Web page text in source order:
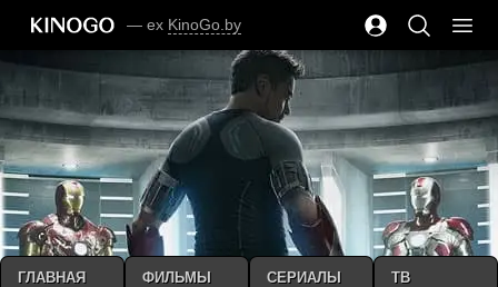
— ex KinoGo.by
ГЛАВНАЯ ФИЛЬМЫ СЕРИАЛЫ ТВ